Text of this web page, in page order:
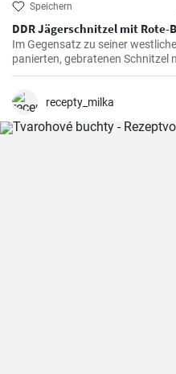
Speichern
DDR Jägerschnitzel mit Rote-
Im Gegensatz zu seiner
panierten, gebratenen Schnitzel
Jägerschnitzel ein paniertes
Mahlzeit für die ganze Familie
recepty_milka